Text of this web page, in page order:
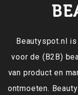
Beautyspot.nl
voor de (B2B)
van product en
ontmoeten.